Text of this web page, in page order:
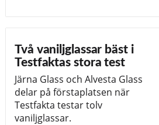
Två vaniljglassar bäst i
Testfaktas stora test
Järna Glass och Alvesta Glass
delar på förstaplatsen när
Testfakta testar tolv
vaniljglassar.